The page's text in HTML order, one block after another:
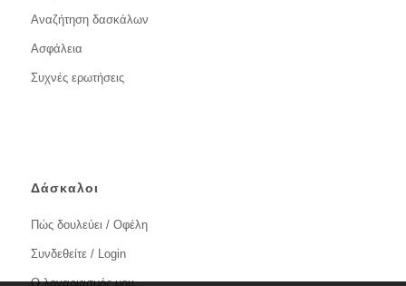
Αναζήτηση δασκάλων
Ασφάλεια
Συχνές ερωτήσεις
Δάσκαλοι
Πώς δουλεύει / Οφέλη
Συνδεθείτε / Login
Ο λογαριασμός μου